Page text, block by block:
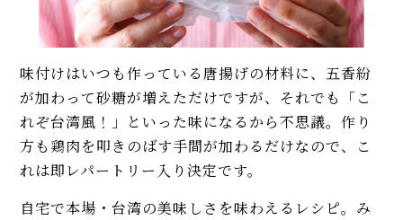
味付けはいつも作っている唐揚げの材料に、五香紛
が加わって砂糖が増えただけですが、それでも「こ
れぞ台湾風！」といった味になるから不思議。作り
方も鶏肉を叩きのばす手間が加わるだけなので、こ
れは即レパートリー入り決定です。
自宅で本場・台湾の美味しさを味わえるレシピ。み